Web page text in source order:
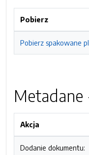
Pobierz
Pobierz spakowane
Metadane
Akcja
Dodanie dokumentu: